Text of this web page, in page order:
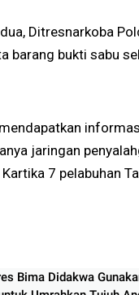
Ditresnarkoba
barang bukti sabu
jaringan
7 pelabuhan
Bima Didakwa